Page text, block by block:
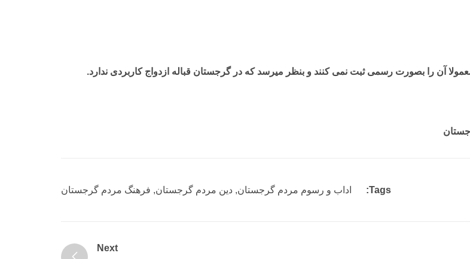
آن را بصورت رسمی ثبت نمی کنند و بنظر میرسد که در گرجستان قباله ازدواج کاربردی ندارد.
Tags: اداب و رسوم مردم گرجستان, دین مردم گرجستان, فرهنگ مردم گرجستان
Next